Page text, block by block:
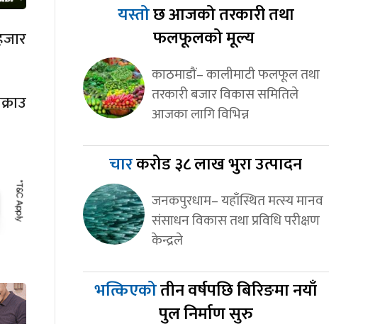
यस्तोछ आजको तरकारी तथा
फलफूलको मूल्य
काठमाडौं– कालीमाटी फलफूल तथा
तरकारी बजार विकास समितिले
आजका लागि विभिन्न
चारकरोड ३८ लाख भुरा उत्पादन
जनकपुरधाम– यहाँस्थित मत्स्य मानव
संसाधन विकास तथा प्रविधि परीक्षण
केन्द्रले
भत्किएकोतीन वर्षपछि बिरिङमा नयाँ
पुल निर्माण सुरु